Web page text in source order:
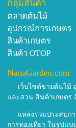
กลุ่มสินค้า
ตลาดต้นไม้
อุปกรณ์การเกษตร
สินค้าเกษตร
สินค้า OTOP
NanaGarden.com
เว็บไซต์ขายต้นไม้
และสวน สินค้าเกษตร
แหล่งรวมประสบก
การท่องเที่ยว ในรูปแ